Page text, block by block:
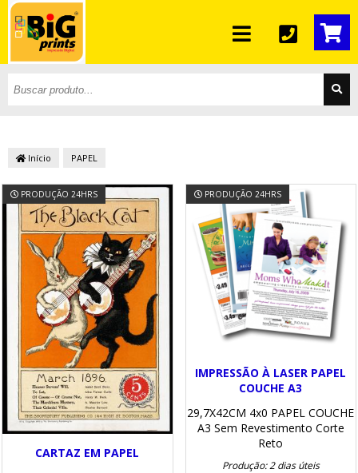
Início PAPEL
PRODUÇÃO 24HRS
CARTAZ EM PAPEL
PRODUÇÃO 24HRS
IMPRESSÃO À LASER PAPEL
COUCHE A3
29,7X42CM 4x0 PAPEL COUCHE
A3 Sem Revestimento Corte
Reto
Produção: 2 dias úteis